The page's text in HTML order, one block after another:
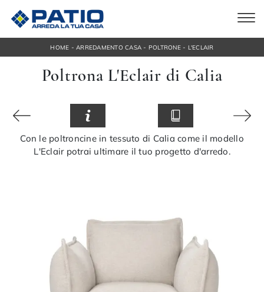
HOME -ARREDAMENTO CASA - POLTRONE - L'ECLAIR
Poltrona L'Eclair di Calia
Con le poltroncine in tessuto di Calia come il modello
L'Eclair potrai ultimare il tuo progetto d'arredo.